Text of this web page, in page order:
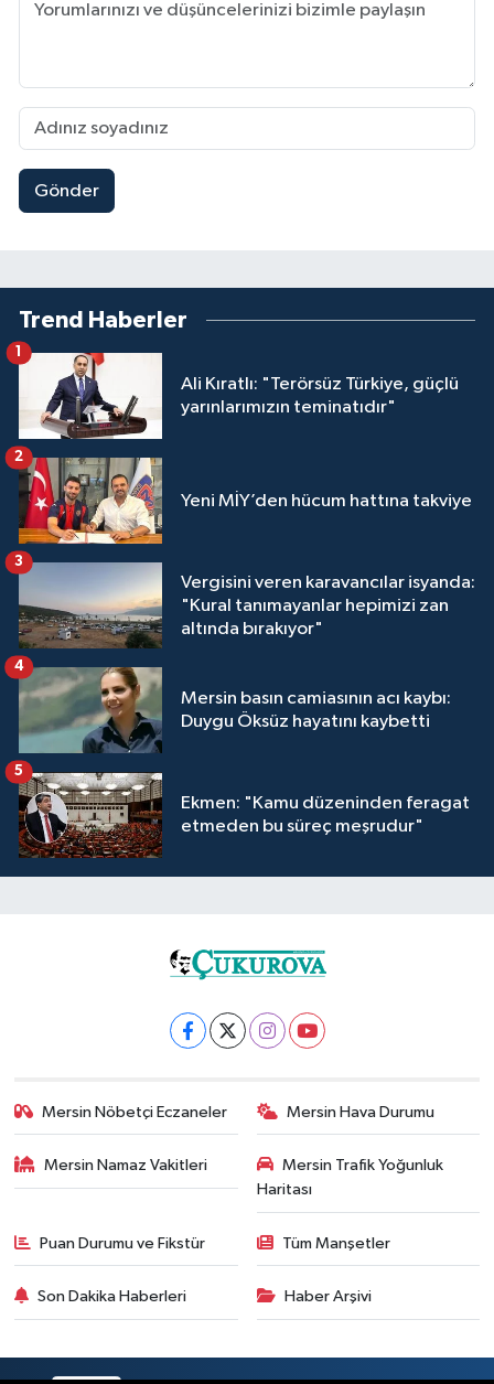
Gönder
Trend Haberler
Ali Kıratlı: "Terörsüz Türkiye, güçlü
yarınlarımızın teminatıdır"
1
Yeni MİY’den hücum hattına takviye
2
Vergisini veren karavancılar isyanda:
"Kural tanımayanlar hepimizi zan
altında bırakıyor"
3
Mersin basın camiasının acı kaybı:
Duygu Öksüz hayatını kaybetti
4
Ekmen: "Kamu düzeninden feragat
etmeden bu süreç meşrudur"
5
Mersin Nöbetçi Eczaneler Mersin Hava Durumu
Mersin Namaz Vakitleri
Mersin Trafik Yoğunluk
Haritası
Puan Durumu ve Fikstür Tüm Manşetler
Son Dakika Haberleri Haber Arşivi